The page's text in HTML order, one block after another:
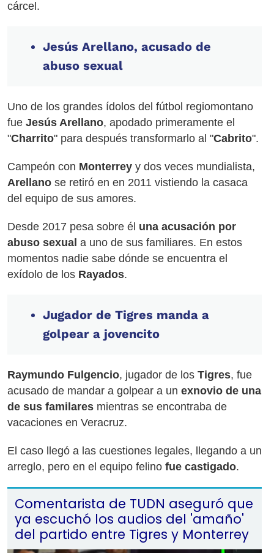
cárcel.
Jesús Arellano, acusado de
abuso sexual
Uno de los grandes ídolos del fútbol regiomontano
fue Jesús Arellano, apodado primeramente el
"Charrito" para después transformarlo al "Cabrito".
Campeón con Monterrey y dos veces mundialista,
Arellano se retiró en en 2011 vistiendo la casaca
del equipo de sus amores.
Desde 2017 pesa sobre él una acusación por
abuso sexual a uno de sus familiares. En estos
momentos nadie sabe dónde se encuentra el
exídolo de los Rayados.
Jugador de Tigres manda a
golpear a jovencito
Raymundo Fulgencio, jugador de los Tigres, fue
acusado de mandar a golpear a un exnovio de una
de sus familares mientras se encontraba de
vacaciones en Veracruz.
El caso llegó a las cuestiones legales, llegando a un
arreglo, pero en el equipo felino fue castigado.
Comentarista de TUDN aseguró que
ya escuchó los audios del 'amaño'
del partido entre Tigres y Monterrey